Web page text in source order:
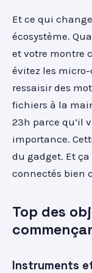
Et ce qui
écosystème.
et votre montre
évitez les
ressaisir des
fichiers à la
23h parce qu’il
importance.
du gadget. Et
connectés bien
Top des
Instruments